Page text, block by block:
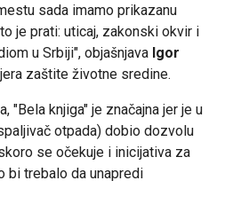
sada imamo prikazanu
je prati: uticaj, zakonski okvir i
u Srbiji", objašnjava Igor
zaštite životne sredine.
"Bela knjiga" je značajna jer je u
otpada) dobio dozvolu
se očekuje i inicijativa za
bi trebalo da unapredi